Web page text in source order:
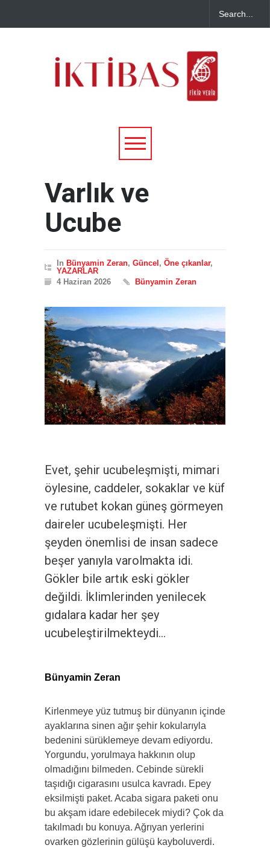
Varlık ve
Ucube
In Bünyamin Zeran, Güncel, Öne çıkanlar,
YAZARLAR
4 Haziran 2026
Bünyamin Zeran
Evet, şehir ucubeleşmişti, mimari
öylesine, caddeler, sokaklar ve küf
ve rutubet kokan güneş görmeyen
daireler ucubeleşmişti. Her
şeyden önemlisi de insan sadece
beşer yanıyla varolmakta idi.
Gökler bile artık eski gökler
değildi. İklimlerinden yenilecek
gıdalara kadar her şey
ucubeleştirilmekteydi…
Bünyamin Zeran
Kirlenmeye yüz tutmuş bir dünyanın içinde
ayaklarına sinen ağır şehir kokularıyla
bedenini sürüklemeye devam ediyordu.
Yorgundu, yorulmaya hakkının olup
olmadığını bilmeden. Cebinde sürekli
taşıdığı cigarasını usulca kavradı. Epey
eksilmişti paket. Acaba sigara paketi onu
bu akşam idare edebilecek miydi? Çok da
takılmadı bu konuya. Ağrıyan yerlerini
ovarken gözlerinin gülüşü kayboluverdi.